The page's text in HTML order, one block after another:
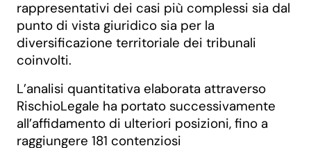
rappresentativi dei casi più complessi sia dal
punto di vista giuridico sia per la
diversificazione territoriale dei tribunali
coinvolti.
L’analisi quantitativa elaborata attraverso
RischioLegale ha portato successivamente
all’affidamento di ulteriori posizioni, fino a
raggiungere 181 contenziosi